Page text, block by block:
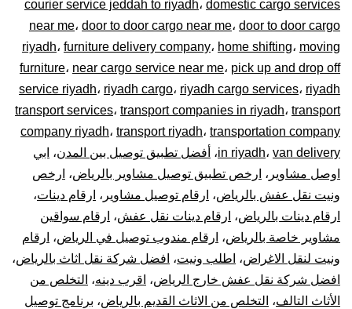
–
توصيل
نقل
البضائع
الأغراض
داخل
و
courier service jeddah to riyadh، domestic cargo services
near me، door to door cargo near me، door to door cargo
riyadh، furniture delivery company، home shifting، moving
furniture، near cargo service near me، pick up and drop off
service riyadh، riyadh cargo، riyadh cargo services، riyadh
transport services، transport companies in riyadh، transport
company riyadh، transport riyadh، transportation company
in riyadh، van delivery ، أفضل تطبيق توصيل بين المدن، ابي
اوصل مشاوير ، ارخص تطبيق توصيل مشاوير بالرياض، ارخص
ونيت نقل عفش بالرياض، ارقام توصيل مشاوير ، ارقام دينات،
ارقام دينات بالرياض، ارقام دينات نقل عفش، ارقام سواقين
مشاوير خاصة بالرياض، ارقام مندوب توصيل في الرياض، ارقام
ونيت لنقل الاغراض، اطلب ونيت، افضل شركة نقل اثاث بالرياض،
افضل شركة نقل عفش خارج الرياض، اقرب دينه، التخلص من
الأثاث التالف، التخلص من الاثاث القديم بالرياض، برنامج توصيل